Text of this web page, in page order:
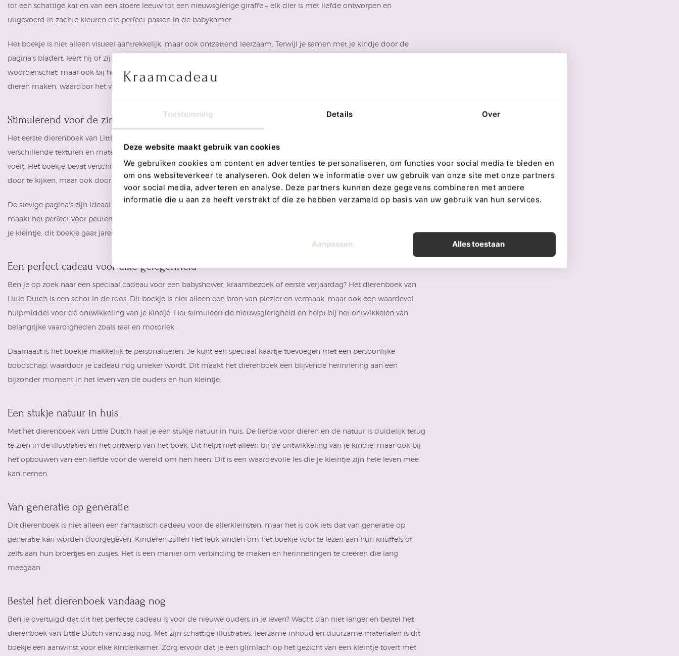
Toestemming Details Over
Deze website maakt gebruik van cookies
We gebruiken cookies om content en advertenties te personaliseren, om functies voor social media te bieden en
om ons websiteverkeer te analyseren. Ook delen we informatie over uw gebruik van onze site met onze partners
voor social media, adverteren en analyse. Deze partners kunnen deze gegevens combineren met andere
informatie die u aan ze heeft verstrekt of die ze hebben verzameld op basis van uw gebruik van hun services.
Aanpassen Alles toestaan
tot een schattige kat en van een stoere leeuw tot een nieuwsgierige giraffe – elk dier is met liefde ontworpen en
uitgevoerd in zachte kleuren die perfect passen in de babykamer.
Het boekje is niet alleen visueel aantrekkelijk, maar ook ontzettend leerzaam. Terwijl je samen met je kindje door de
pagina’s bladert, leert hij of zij de verschillende dieren kennen. Dit helpt niet alleen bij het ontwikkelen van een
woordenschat, maar ook bij het herkennen van geluiden en bewegingen. Je kunt samen de geluiden nadoen die de
dieren maken, waardoor het voor je kindje een interactieve ervaring wordt.
Stimulerend voor de zintuigen
Het eerste dierenboek van Little Dutch is ontworpen met het oog op de ontwikkeling van de zintuigen van je baby. De
verschillende texturen en materialen die in het boek zijn verwerkt, zorgen ervoor dat je kleintje niet alleen kijkt, maar ook
voelt. Het boekje bevat verschillende stoffen en effecten die de tastzin stimuleren. Hierdoor kan je kindje niet alleen leren
door te kijken, maar ook door te voelen.
De stevige pagina's zijn ideaal voor kleine handjes, en het boekje is zo ontworpen dat het tegen een stootje kan. Dit
maakt het perfect voor peuters die nog volop bezig zijn met ontdekken. Of het nu op de grond ligt of in de handen van
je kleintje, dit boekje gaat jarenlang mee en blijft er prachtig uitzien.
Een perfect cadeau voor elke gelegenheid
Ben je op zoek naar een speciaal cadeau voor een babyshower, kraambezoek of eerste verjaardag? Het dierenboek van
Little Dutch is een schot in de roos. Dit boekje is niet alleen een bron van plezier en vermaak, maar ook een waardevol
hulpmiddel voor de ontwikkeling van je kindje. Het stimuleert de nieuwsgierigheid en helpt bij het ontwikkelen van
belangrijke vaardigheden zoals taal en motoriek.
Daarnaast is het boekje makkelijk te personaliseren. Je kunt een speciaal kaartje toevoegen met een persoonlijke
boodschap, waardoor je cadeau nog unieker wordt. Dit maakt het dierenboek een blijvende herinnering aan een
bijzonder moment in het leven van de ouders en hun kleintje.
Een stukje natuur in huis
Met het dierenboek van Little Dutch haal je een stukje natuur in huis. De liefde voor dieren en de natuur is duidelijk terug
te zien in de illustraties en het ontwerp van het boek. Dit helpt niet alleen bij de ontwikkeling van je kindje, maar ook bij
het opbouwen van een liefde voor de wereld om hen heen. Dit is een waardevolle les die je kleintje zijn hele leven mee
kan nemen.
Van generatie op generatie
Dit dierenboek is niet alleen een fantastisch cadeau voor de allerkleinsten, maar het is ook iets dat van generatie op
generatie kan worden doorgegeven. Kinderen zullen het leuk vinden om het boekje voor te lezen aan hun knuffels of
zelfs aan hun broertjes en zusjes. Het is een manier om verbinding te maken en herinneringen te creëren die lang
meegaan.
Bestel het dierenboek vandaag nog
Ben je overtuigd dat dit het perfecte cadeau is voor de nieuwe ouders in je leven? Wacht dan niet langer en bestel het
dierenboek van Little Dutch vandaag nog. Met zijn schattige illustraties, leerzame inhoud en duurzame materialen is dit
boekje een aanwinst voor elke kinderkamer. Zorg ervoor dat je een glimlach op het gezicht van een kleintje tovert met